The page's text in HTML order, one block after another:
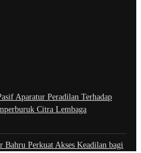
Aparatur Peradilan Terhadap
Citra Lembaga
Perkuat Akses Keadilan bagi